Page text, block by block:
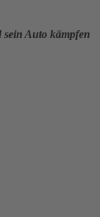
Auto kämpfen